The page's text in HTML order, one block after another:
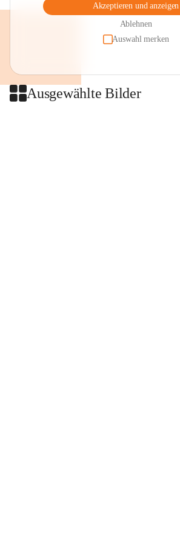
Akzeptieren und anzeigen
Ablehnen
Auswahl merken
Ausgewählte Bilder